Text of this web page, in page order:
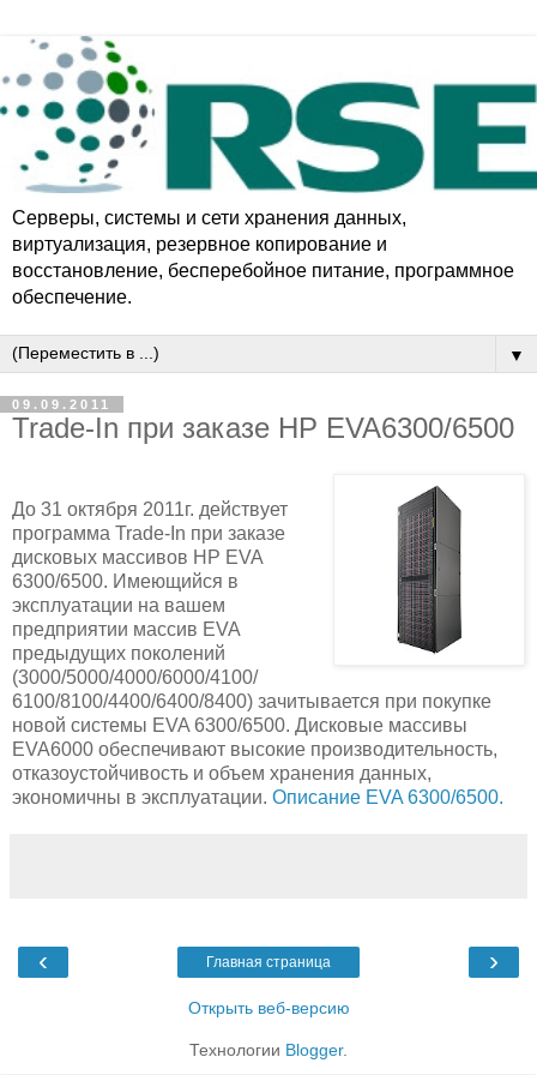
Серверы, системы и сети хранения данных,
виртуализация, резервное копирование и
восстановление, бесперебойное питаниe, программное
обеспечение.
▼
09.09.2011
Trade-In при заказе HP EVA6300/6500
До 31 октября 2011г. действует
программа Trade-In при заказе
дисковых массивов HP EVA
6300/6500. Имеющийся в
эксплуатации на вашем
предприятии массив EVA
предыдущих поколений
(3000/5000/4000/6000/4100/
6100/8100/4400/6400/8400) зачитывается при покупке
новой системы EVA 6300/6500. Дисковые массивы
EVA6000 обеспечивают высокие производительность,
отказоустойчивость и объем хранения данных,
экономичны в эксплуатации. Описание EVA 6300/6500.
‹ ›
Главная страница
Открыть веб-версию
Технологии Blogger.